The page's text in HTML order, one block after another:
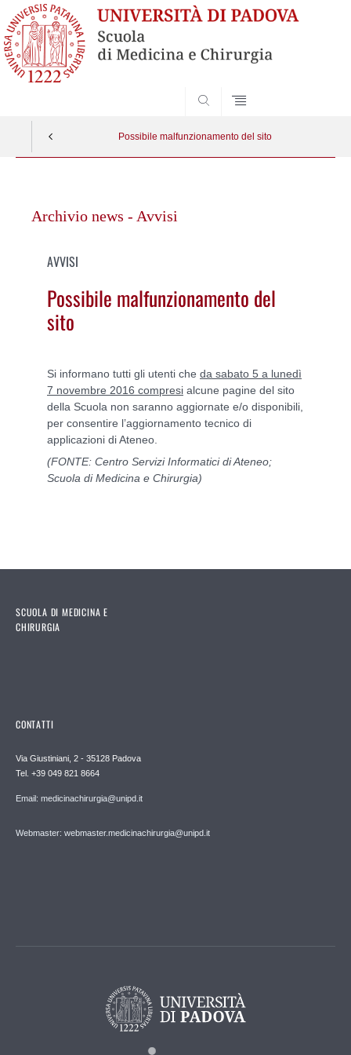
Possibile malfunzionamento del sito
contenutoArchivio news - Avvisi
AVVISI
Possibile malfunzionamento del
sito
Si informano tutti gli utenti che da sabato 5 a lunedì
7 novembre 2016 compresi alcune pagine del sito
della Scuola non saranno aggiornate e/o disponibili,
per consentire l’aggiornamento tecnico di
applicazioni di Ateneo.
(FONTE: Centro Servizi Informatici di Ateneo;
Scuola di Medicina e Chirurgia)
SCUOLA DI MEDICINA E
CHIRURGIA
CONTATTI
Via Giustiniani, 2 - 35128 Padova
Tel. +39 049 821 8664
Email: medicinachirurgia@unipd.it
Webmaster: webmaster.medicinachirurgia@unipd.it